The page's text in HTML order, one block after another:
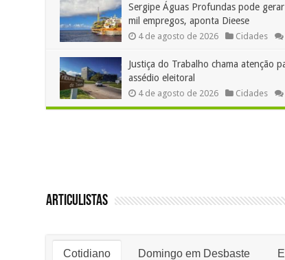
Sergipe Águas Profundas pode
mil empregos, aponta Dieese
4 de agosto de 2026 Cidades
Justiça do Trabalho chama atenção
assédio eleitoral
4 de agosto de 2026 Cidades
Articulistas
Cotidiano Domingo em Desbaste